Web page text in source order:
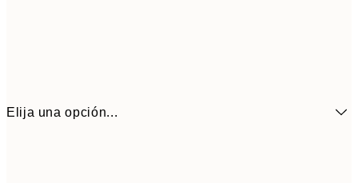
Elija una opción...